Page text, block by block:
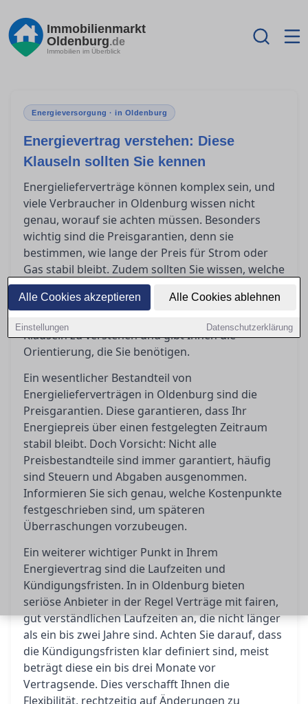
Alle Cookies akzeptieren Alle Cookies ablehnen
Einstellungen Datenschutzerklärung
Immobilienmarkt
Oldenburg.de
Immobilien im Überblick
Energieversorgung · in Oldenburg
Energievertrag verstehen: Diese
Klauseln sollten Sie kennen
Energielieferverträge können komplex sein, und
viele Verbraucher in Oldenburg wissen nicht
genau, worauf sie achten müssen. Besonders
wichtig sind die Preisgarantien, denn sie
bestimmen, wie lange der Preis für Strom oder
Gas stabil bleibt. Zudem sollten Sie wissen, welche
Kündigungsfristen und Laufzeiten als seriös
gelten, um unerwartete Kosten zu vermeiden.
Klauseln zu verstehen und gibt Ihnen die
Orientierung, die Sie benötigen.
Ein wesentlicher Bestandteil von
Energielieferverträgen in Oldenburg sind die
Preisgarantien. Diese garantieren, dass Ihr
Energiepreis über einen festgelegten Zeitraum
stabil bleibt. Doch Vorsicht: Nicht alle
Preisbestandteile sind immer garantiert, häufig
sind Steuern und Abgaben ausgenommen.
Informieren Sie sich genau, welche Kostenpunkte
festgeschrieben sind, um späteren
Überraschungen vorzubeugen.
Ein weiterer wichtiger Punkt in Ihrem
Energievertrag sind die Laufzeiten und
Kündigungsfristen. In in Oldenburg bieten
seriöse Anbieter in der Regel Verträge mit fairen,
gut verständlichen Laufzeiten an, die nicht länger
als ein bis zwei Jahre sind. Achten Sie darauf, dass
die Kündigungsfristen klar definiert sind, meist
beträgt diese ein bis drei Monate vor
Vertragsende. Dies verschafft Ihnen die
Flexibilität, rechtzeitig auf Änderungen zu